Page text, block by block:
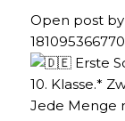
Open post